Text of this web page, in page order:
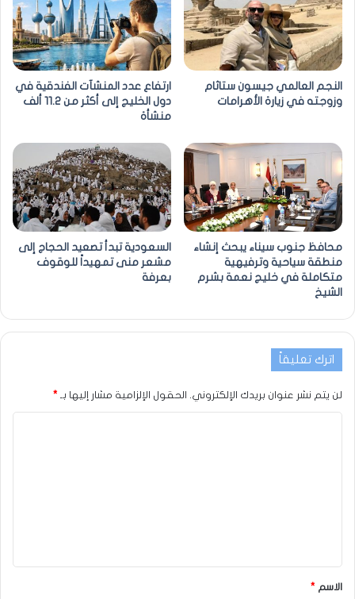
النجم العالمي جيسون ستاثام
وزوجته في زيارة الأهرامات
ارتفاع عدد المنشآت الفندقية في
دول الخليج إلى أكثر من 11.2 ألف
منشأة
محافظ جنوب سيناء يبحث إنشاء
منطقة سياحية وترفيهية
متكاملة في خليج نعمة بشرم
الشيخ
السعودية تبدأ تصعيد الحجاج إلى
مشعر منى تمهيداً للوقوف
بعرفة
اترك تعليقاً
لن يتم نشر عنوان بريدك الإلكتروني. الحقول الإلزامية مشار إليها بـ *
الاسم *